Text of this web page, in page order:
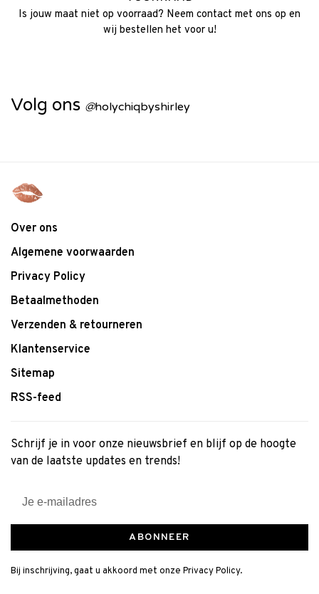
Is jouw maat niet op voorraad? Neem contact met ons op en
wij bestellen het voor u!
Volg ons @holychiqbyshirley
Over ons
Algemene voorwaarden
Privacy Policy
Betaalmethoden
Verzenden & retourneren
Klantenservice
Sitemap
RSS-feed
Schrijf je in voor onze nieuwsbrief en blijf op de hoogte
van de laatste updates en trends!
ABONNEER
Bij inschrijving, gaat u akkoord met onze Privacy Policy.